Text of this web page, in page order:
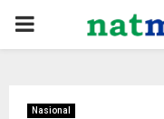
PRIMARY
Nasional